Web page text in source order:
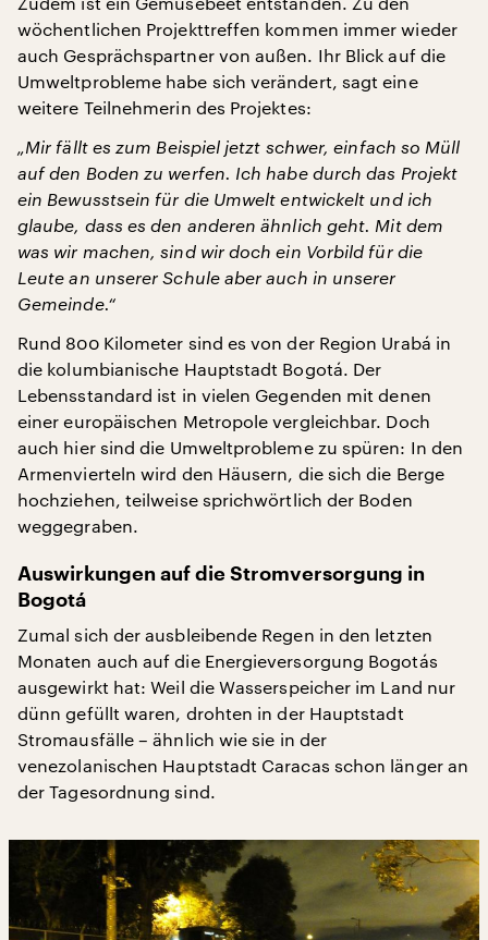
wöchentlichen Projekttreffen kommen immer wieder
auch Gesprächspartner von außen. Ihr Blick auf die
Umweltprobleme habe sich verändert, sagt eine
weitere Teilnehmerin des Projektes:
„Mir fällt es zum Beispiel jetzt schwer, einfach so Müll
auf den Boden zu werfen. Ich habe durch das Projekt
ein Bewusstsein für die Umwelt entwickelt und ich
glaube, dass es den anderen ähnlich geht. Mit dem
was wir machen, sind wir doch ein Vorbild für die
Leute an unserer Schule aber auch in unserer
Gemeinde.“
Rund 800 Kilometer sind es von der Region Urabá in
die kolumbianische Hauptstadt Bogotá. Der
Lebensstandard ist in vielen Gegenden mit denen
einer europäischen Metropole vergleichbar. Doch
auch hier sind die Umweltprobleme zu spüren: In den
Armenvierteln wird den Häusern, die sich die Berge
hochziehen, teilweise sprichwörtlich der Boden
weggegraben.
Auswirkungen auf die Stromversorgung in
Bogotá
Zumal sich der ausbleibende Regen in den letzten
Monaten auch auf die Energieversorgung Bogotás
ausgewirkt hat: Weil die Wasserspeicher im Land nur
dünn gefüllt waren, drohten in der Hauptstadt
Stromausfälle – ähnlich wie sie in der
venezolanischen Hauptstadt Caracas schon länger an
der Tagesordnung sind.